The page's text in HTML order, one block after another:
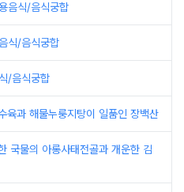
음식/음식궁합
식/음식궁합
/음식궁합
육과 해물누룽지탕이 일품인 장백산
국물의 아롱사태전골과 개운한 김